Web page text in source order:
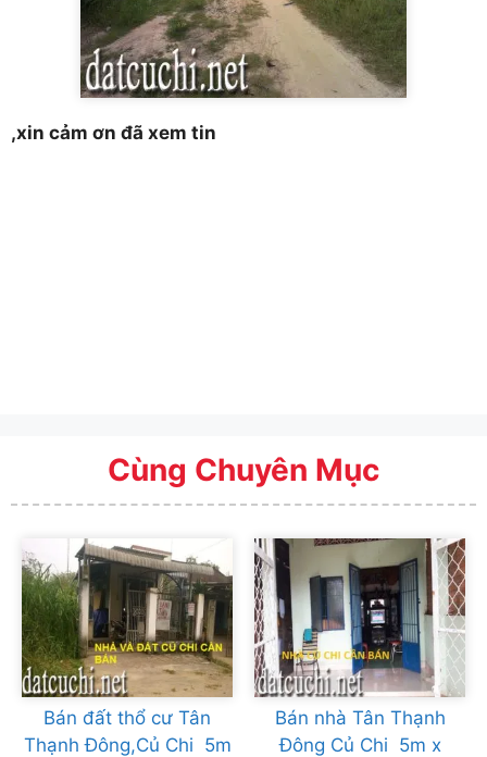
,xin cảm ơn đã xem tin
Cùng Chuyên Mục
Bán đất thổ cư Tân
Thạnh Đông,Củ Chi 5m
Bán nhà Tân Thạnh
Đông Củ Chi 5m x